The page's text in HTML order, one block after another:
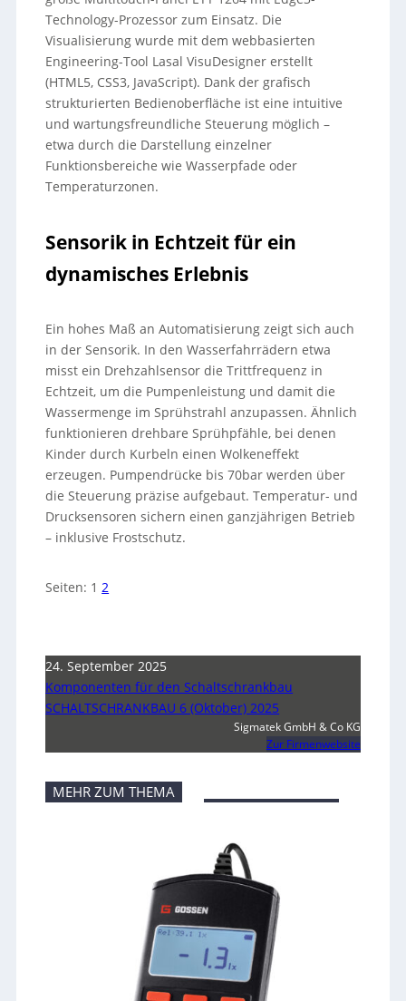
Technology-Prozessor zum Einsatz. Die
Visualisierung wurde mit dem webbasierten
Engineering-Tool Lasal VisuDesigner erstellt
(HTML5, CSS3, JavaScript). Dank der grafisch
strukturierten Bedienoberfläche ist eine intuitive
und wartungsfreundliche Steuerung möglich –
etwa durch die Darstellung einzelner
Funktionsbereiche wie Wasserpfade oder
Temperaturzonen.
Sensorik in Echtzeit für ein
dynamisches Erlebnis
Ein hohes Maß an Automatisierung zeigt sich auch
in der Sensorik. In den Wasserfahrrädern etwa
misst ein Drehzahlsensor die Trittfrequenz in
Echtzeit, um die Pumpenleistung und damit die
Wassermenge im Sprühstrahl anzupassen. Ähnlich
funktionieren drehbare Sprühpfähle, bei denen
Kinder durch Kurbeln einen Wolkeneffekt
erzeugen. Pumpendrücke bis 70bar werden über
die Steuerung präzise aufgebaut. Temperatur- und
Drucksensoren sichern einen ganzjährigen Betrieb
– inklusive Frostschutz.
Seiten: 1 2
24. September 2025
Komponenten für den Schaltschrankbau
SCHALTSCHRANKBAU 6 (Oktober) 2025
Sigmatek GmbH & Co KG
Zur Firmenwebsite
MEHR ZUM THEMA